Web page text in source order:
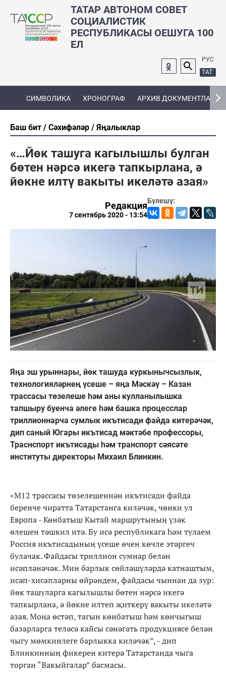
ТАТАР АВТОНОМ СОВЕТ
СОЦИАЛИСТИК
РЕСПУБЛИКАСЫ ОЕШУГА 100
ЕЛ
РУС
ТАТ
СИМВОЛИКА ХРОНОГРАФ АРХИВ ДОКУМЕНТЛАРЫ
Баш бит Сәхифәләр Яңалыклар
«…Йөк ташуга кагылышлы булган
бөтен нәрсә икегә тапкырлана, ә
йөкне илтү вакыты икеләтә азая»
Бүлешү:
Редакция
7 сентябрь 2020 - 13:54
Яңа эш урыннары, йөк ташуда куркынычсызлык,
технологияләрнең үсеше – яңа Мәскәү – Казан
трассасы төзелеше һәм аны кулланылышка
тапшыру буенча әлеге һәм башка процесслар
триллионнарча сумлык икътисади файда китерәчәк,
дип саный Югары икътисад мәктәбе профессоры,
Траснспорт икътисады һәм транспорт сәясәте
институты директоры Михаил Блинкин.
«М12 трассасы төзелешеннән икътисади файда
беренче чиратта Татарстанга киләчәк, чөнки ул
Европа - Көнбатыш Кытай маршрутының үзәк
өлешен тәшкил итә. Бу исә республикага һәм тулаем
Россия икътисадының үсеше өчен көчле этәргеч
булачак. Файдасы триллион сумнар белән
исәпләнәчәк. Мин барлык сөйләшүләрдә катнаштым,
исәп-хисапларны өйрәндем, файдасы чыннан да зур:
йөк ташуларга кагылышлы бөтен нәрсә икегә
тапкырлана, ә йөкне илтеп җиткерү вакыты икеләтә
азая. Моңа өстәп, тагын көнбатыш һәм көнчыгыш
базарларга теләсә кайсы сәнәгать продукциясе белән
чыгу мөмкинлеге барлыкка киләчәк”, - дип
Блинкинның фикерен китерә Татарстанда чыга
торган “Вакыйгалар” басмасы.